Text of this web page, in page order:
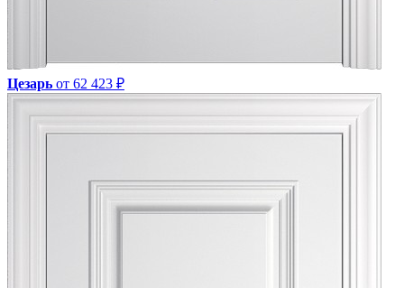
Цезарь от 62 423 ₽